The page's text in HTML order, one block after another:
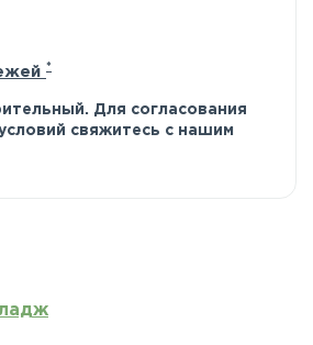
*
Для согласования
свяжитесь с нашим